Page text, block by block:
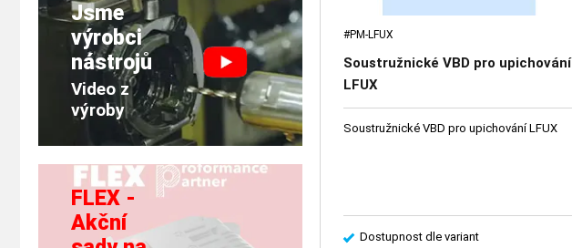
#PM-LFUX
Soustružnické VBD pro upichování
LFUX
Soustružnické VBD pro upichování LFUX
Dostupnost dle variant
Jsme
výrobci
nástrojů
Video z
výroby
FLEX -
Akční